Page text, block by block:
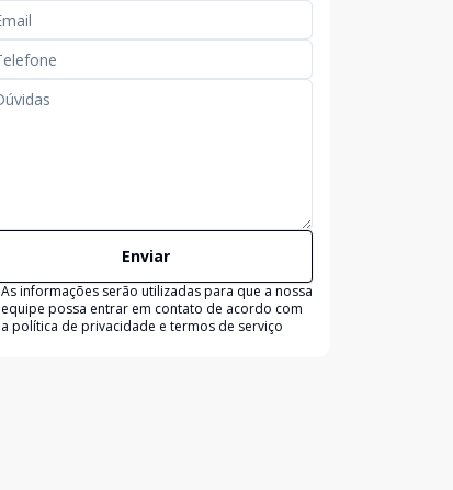
Enviar
As informações serão utilizadas para que a nossa
equipe possa entrar em contato de acordo com
a política de privacidade e termos de serviço